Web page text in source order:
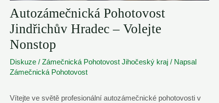
Autozámečnická Pohotovost
Jindřichův Hradec – Volejte
Nonstop
Diskuze / Zámečnická Pohotovost Jihočeský kraj / Napsal
Zámečnická Pohotovost
Vítejte ve světě profesionální autozámečnické pohotovosti v